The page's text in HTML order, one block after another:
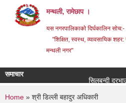
मन्थली, रामेछाप ।
यस नगरपालिकाको दिर्घकालिन सोच:-
"शिक्षित, स्वस्थ, व्यावसायिक शहर:
मन्थली नगर"
समाचार
सिलबन्दी
Home » श्री डिल्ली बहादुर अधिकारी